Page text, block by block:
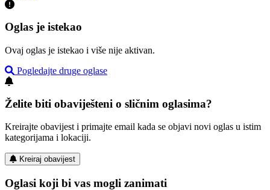
Oglas je istekao
Ovaj oglas je istekao i više nije aktivan.
Pogledajte druge oglase
Želite biti obaviješteni o sličnim oglasima?
Kreirajte obavijest i primajte email kada se objavi novi oglas u istim
kategorijama i lokaciji.
Kreiraj obavijest
Oglasi koji bi vas mogli zanimati